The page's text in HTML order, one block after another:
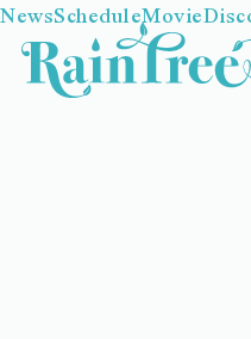
NewsScheduleMovie